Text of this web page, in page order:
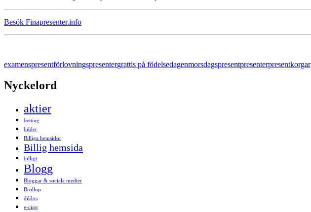
Besök Finapresenter.info
examenspresentförlovningspresentergrattis på födelsedagenmorsdagspresentpresenterpresentkorgar
Nyckelord
aktier
betting
bilder
Billiga hemsidor
Billig hemsida
billigt
Blogg
Bloggar & sociala medier
Bröllop
dildos
e-cigg